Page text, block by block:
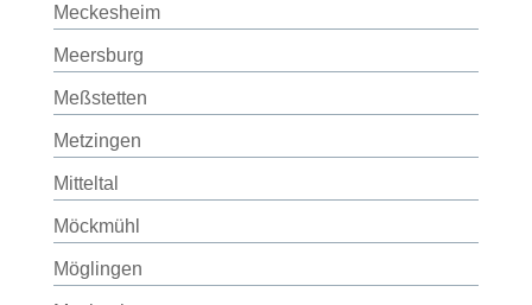
Meckesheim
Meersburg
Meßstetten
Metzingen
Mitteltal
Möckmühl
Möglingen